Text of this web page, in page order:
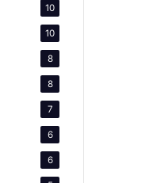
10
10
8
8
7
6
6